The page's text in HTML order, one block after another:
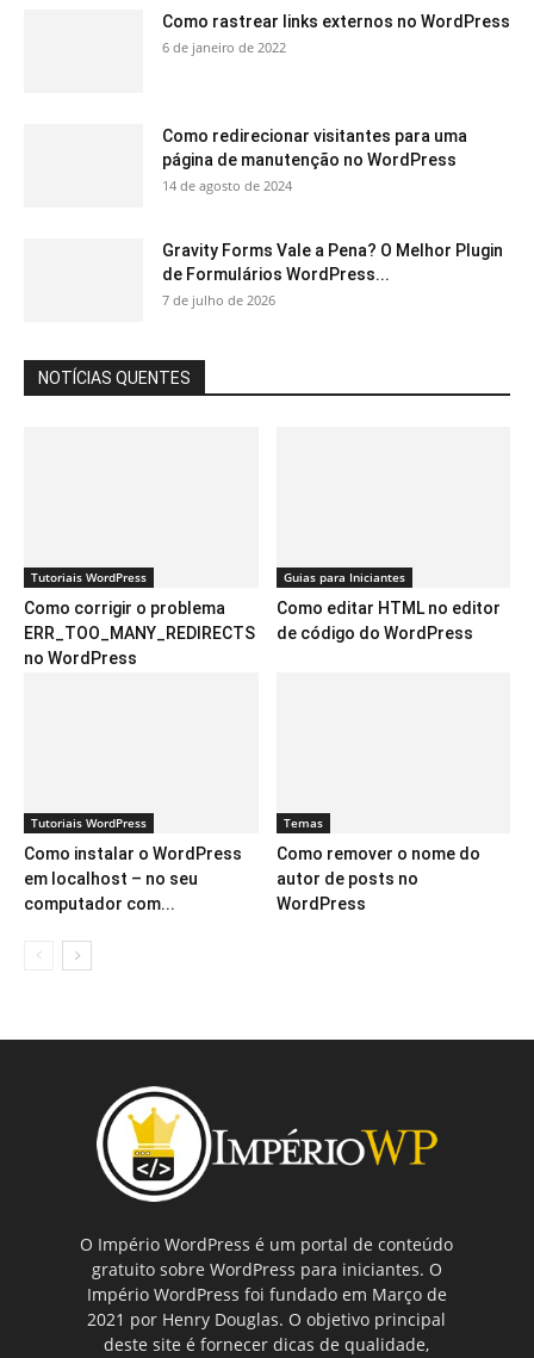
Como rastrear links externos no WordPress
6 de janeiro de 2022
Como redirecionar visitantes para uma
página de manutenção no WordPress
14 de agosto de 2024
Gravity Forms Vale a Pena? O Melhor Plugin
de Formulários WordPress...
7 de julho de 2026
NOTÍCIAS QUENTES
Tutoriais WordPress
Como corrigir o problema
ERR_TOO_MANY_REDIRECTS
no WordPress
Guias para Iniciantes
Como editar HTML no editor
de código do WordPress
Tutoriais WordPress
Como instalar o WordPress
em localhost – no seu
computador com...
Temas
Como remover o nome do
autor de posts no
WordPress
O Império WordPress é um portal de conteúdo
gratuito sobre WordPress para iniciantes. O
Império WordPress foi fundado em Março de
2021 por Henry Douglas. O objetivo principal
deste site é fornecer dicas de qualidade,